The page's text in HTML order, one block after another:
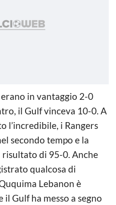
in vantaggio 2-0
il Gulf vinceva 10-0. A
l’incredibile, i Rangers
secondo tempo e la
risultato di 95-0. Anche
qualcosa di
Lebanon è
Gulf ha messo a segno